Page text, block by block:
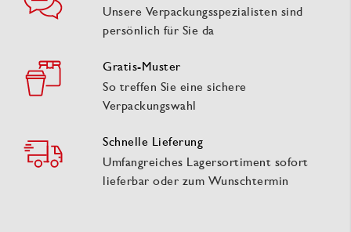
Unsere Verpackungsspezialisten sind
persönlich für Sie da
Gratis-Muster
So treffen Sie eine sichere
Verpackungswahl
Schnelle Lieferung
Umfangreiches Lagersortiment sofort
lieferbar oder zum Wunschtermin